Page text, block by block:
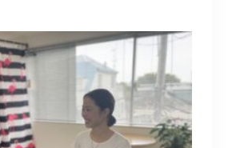
お問い合わせはこちら